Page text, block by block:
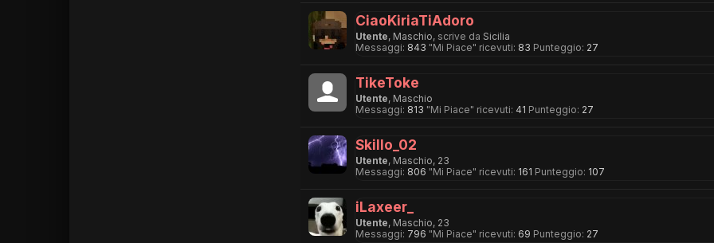
CiaoKiriaTiAdoro
Utente, Maschio, scrive da Sicilia
Messaggi: 843 "Mi Piace" ricevuti: 83 Punteggio: 27
TikeToke
Utente, Maschio
Messaggi: 813 "Mi Piace" ricevuti: 41 Punteggio: 27
Skillo_02
Utente, Maschio, 23
Messaggi: 806 "Mi Piace" ricevuti: 161 Punteggio: 107
iLaxeer_
Utente, Maschio, 23
Messaggi: 796 "Mi Piace" ricevuti: 69 Punteggio: 27